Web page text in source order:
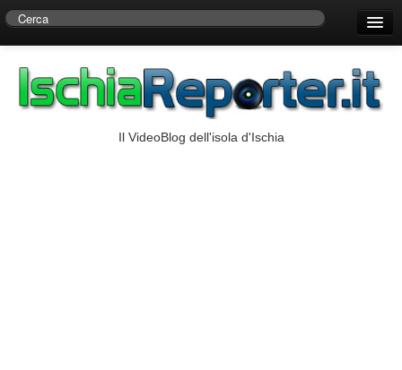
Centro di Ricerche Storiche D’Ambra
Il VideoBlog dell'isola d'Ischia